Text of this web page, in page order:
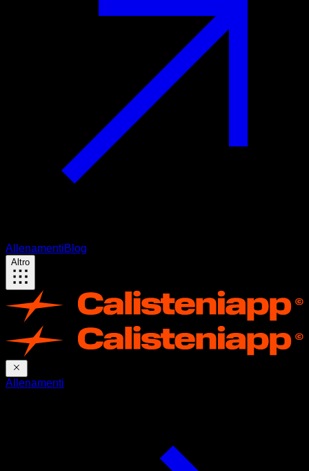
AllenamentiBlog
Altro
Allenamenti